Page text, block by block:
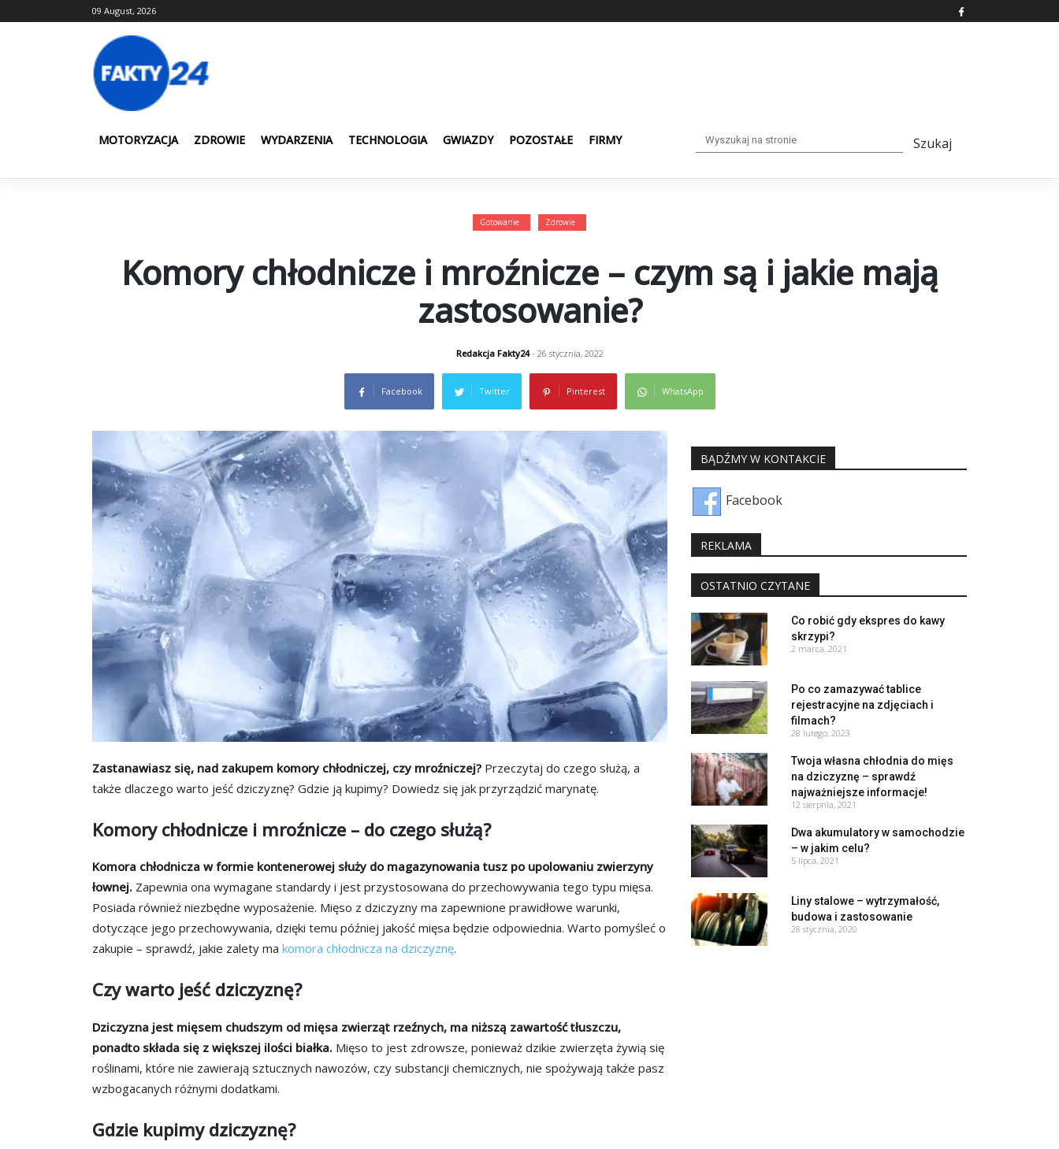
to
09 August, 2026
MOTORYZACJA ZDROWIE WYDARZENIA TECHNOLOGIA GWIAZDY POZOSTAŁE FIRMY
Gotowanie Zdrowie
Komory chłodnicze i mroźnicze – czym są i jakie mają
zastosowanie?
Redakcja Fakty24- 26 stycznia, 2022
Facebook Twitter Pinterest WhatsApp
Zastanawiasz się, nad zakupem komory chłodniczej, czy mroźniczej? Przeczytaj do czego służą, a
także dlaczego warto jeść dziczyznę? Gdzie ją kupimy? Dowiedz się jak przyrządzić marynatę.
Komory chłodnicze i mroźnicze – do czego służą?
Komora chłodnicza w formie kontenerowej służy do magazynowania tusz po upolowaniu zwierzyny
łownej. Zapewnia ona wymagane standardy i jest przystosowana do przechowywania tego typu mięsa.
Posiada również niezbędne wyposażenie. Mięso z dziczyzny ma zapewnione prawidłowe warunki,
dotyczące jego przechowywania, dzięki temu później jakość mięsa będzie odpowiednia. Warto pomyśleć o
zakupie – sprawdź, jakie zalety ma komora chłodnicza na dziczyznę.
Czy warto jeść dziczyznę?
Dziczyzna jest mięsem chudszym od mięsa zwierząt rzeźnych, ma niższą zawartość tłuszczu,
ponadto składa się z większej ilości białka. Mięso to jest zdrowsze, ponieważ dzikie zwierzęta żywią się
roślinami, które nie zawierają sztucznych nawozów, czy substancji chemicznych, nie spożywają także pasz
wzbogacanych różnymi dodatkami.
Gdzie kupimy dziczyznę?
BĄDŹMY W KONTAKCIE
Facebook
REKLAMA
OSTATNIO CZYTANE
Co robić gdy ekspres do kawy
skrzypi?
2 marca, 2021
Po co zamazywać tablice
rejestracyjne na zdjęciach i
filmach?
28 lutego, 2023
Twoja własna chłodnia do mięs
na dziczyznę – sprawdź
najważniejsze informacje!
12 sierpnia, 2021
Dwa akumulatory w samochodzie
– w jakim celu?
5 lipca, 2021
Liny stalowe – wytrzymałość,
budowa i zastosowanie
28 stycznia, 2020